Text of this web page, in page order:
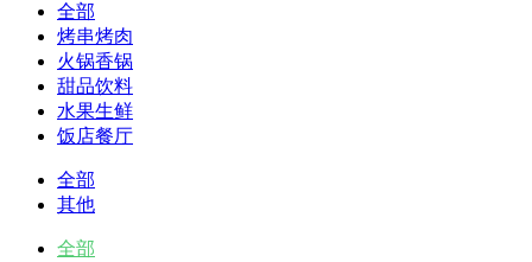
全部
烤串烤肉
火锅香锅
甜品饮料
水果生鲜
饭店餐厅
全部
其他
全部